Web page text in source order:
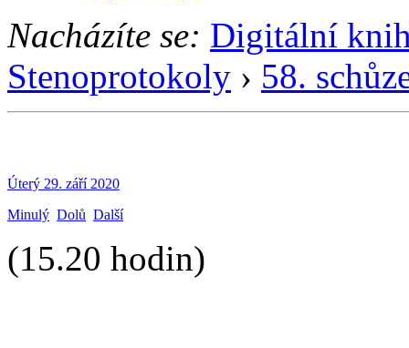
Nacházíte se: Digitální
Stenoprotokoly › 58.
Úterý 29. září 2020
Minulý Dolů Další
(15.20 hodin)